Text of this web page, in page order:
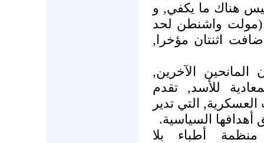
هناك ما يكفي, و
(مولت واشنطن لحد
أضافت اثنتان مؤخرا,
الآخرين,
للأسد, تقدم
التي تدير
أهدافها السياسية.
أطباء بلا